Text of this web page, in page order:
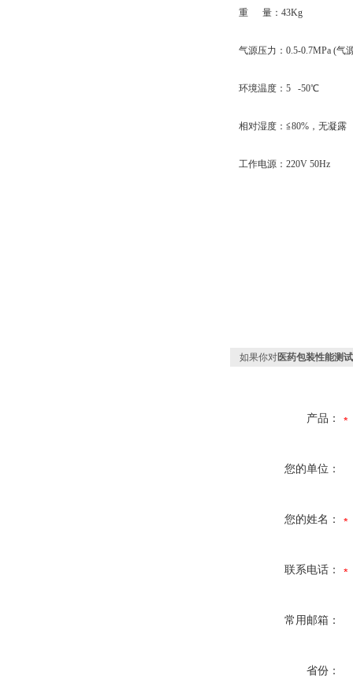
重 量：43Kg
气源压力：0.5-0.7MPa (气
环境温度：5 -50℃
相对湿度：≦80%，无凝露
工作电源：220V 50Hz
如果你对医药包装性能测
产品：
您的单位：
您的姓名：
联系电话：
常用邮箱：
省份：